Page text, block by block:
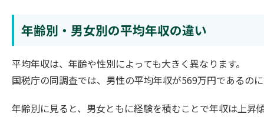
年齢別・男女別の平均年収の違い
平均年収は、年齢や性別によっても大きく異なります。
国税庁の同調査では、男性の平均年収が569万円であるの
年齢別に見ると、男女ともに経験を積むことで年収は上